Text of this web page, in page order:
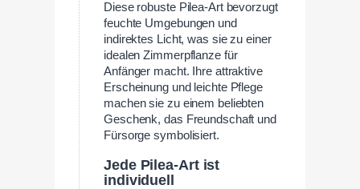
Diese robuste Pilea-Art bevorzugt
feuchte Umgebungen und
indirektes Licht, was sie zu einer
idealen Zimmerpflanze für
Anfänger macht. Ihre attraktive
Erscheinung und leichte Pflege
machen sie zu einem beliebten
Geschenk, das Freundschaft und
Fürsorge symbolisiert.
Jede Pilea-Art ist
individuell